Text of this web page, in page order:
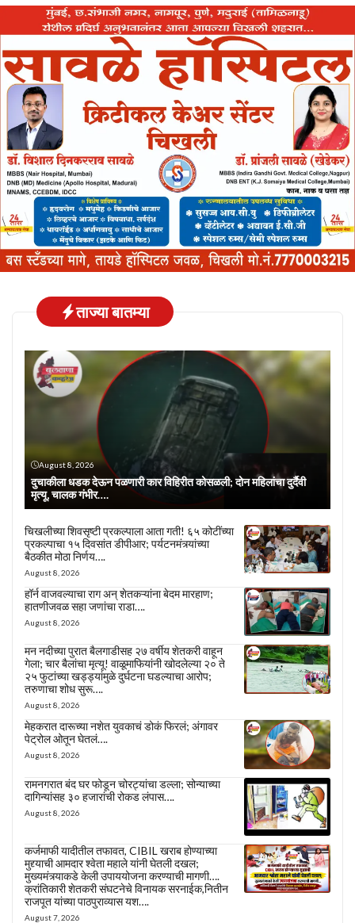
ताज्या बातम्या
August 8, 2026
दुचाकीला धडक देऊन पळणारी कार विहिरीत कोसळली; दोन महिलांचा दुर्दैवी
मृत्यू, चालक गंभीर….
चिखलीच्या शिवसृष्टी प्रकल्पाला आता गती! ६५ कोटींच्या
प्रकल्पाचा १५ दिवसांत डीपीआर; पर्यटनमंत्र्यांच्या
बैठकीत मोठा निर्णय….
August 8, 2026
हॉर्न वाजवल्याचा राग अन् शेतकऱ्यांना बेदम मारहाण;
हातणीजवळ सहा जणांचा राडा….
August 8, 2026
मन नदीच्या पुरात बैलगाडीसह २७ वर्षीय शेतकरी वाहून
गेला; चार बैलांचा मृत्यू! वाळूमाफियांनी खोदलेल्या २० ते
२५ फुटांच्या खड्ड्यांमुळे दुर्घटना घडल्याचा आरोप;
तरुणाचा शोध सुरू….
August 8, 2026
मेहकरात दारूच्या नशेत युवकाचं डोकं फिरलं; अंगावर
पेट्रोल ओतून घेतलं….
August 8, 2026
रामनगरात बंद घर फोडून चोरट्यांचा डल्ला; सोन्याच्या
दागिन्यांसह ३० हजारांची रोकड लंपास….
August 8, 2026
कर्जमाफी यादीतील तफावत, CIBIL खराब होण्याच्या
मुद्द्याची आमदार श्वेता महाले यांनी घेतली दखल;
मुख्यमंत्र्याकडे केली उपाययोजना करण्याची मागणी….
क्रांतिकारी शेतकरी संघटनेचे विनायक सरनाईक,नितीन
राजपूत यांच्या पाठपुराव्यास यश….
August 7, 2026